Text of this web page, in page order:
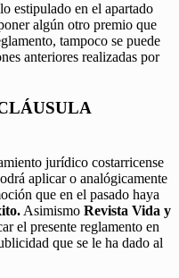
estipulado en el apartado
algún otro premio que
tampoco se puede
anteriores realizadas por
jurídico costarricense
aplicar o analógicamente
que en el pasado haya
Asimismo Revista Vida y
el presente reglamento en
que se le ha dado al